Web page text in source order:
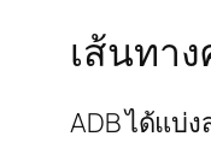
เส้นทา
ADB ได้แบ่